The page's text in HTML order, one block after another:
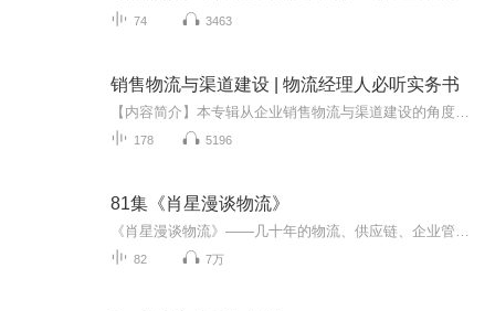
74 3463
销售物流与渠道建设 | 物流经理人必听实务书
178 5196
81集《肖星漫谈物流》
82 7万